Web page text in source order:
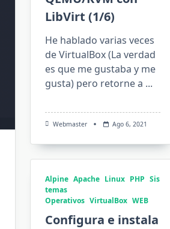
LibVirt (1/6)
He hablado varias veces
de VirtualBox (La verdad
es que me gustaba y me
gusta) pero retorne a ...
Webmaster Ago 6, 2021
Alpine Apache Linux PHP Sis
temas
Operativos VirtualBox WEB
Configura e instala